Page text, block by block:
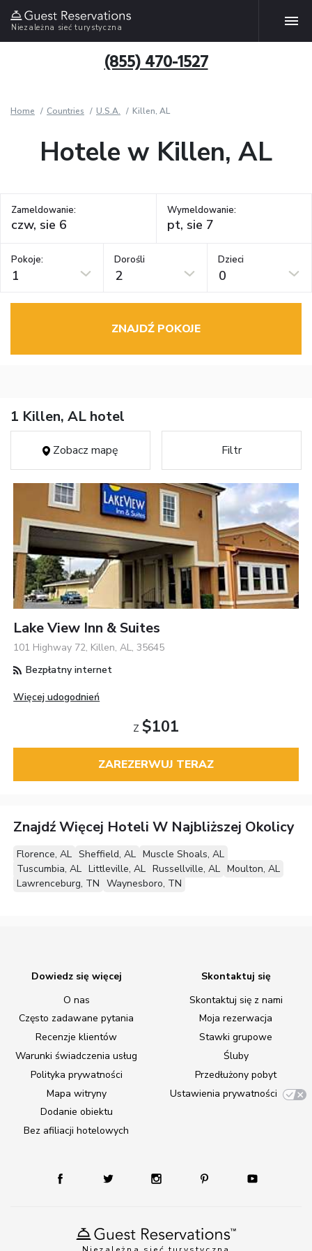
Niezależna sieć turystyczna
(855) 470-1527
Home Countries U.S.A. Killen, AL
Hotele w Killen, AL
Zameldowanie: Wymeldowanie:
Pokoje:
1
Dorośli
2
Dzieci
0
ZNAJDŹ POKOJE
1 Killen, AL hotel
Zobacz mapę Filtr
Lake View Inn & Suites
101 Highway 72, Killen, AL, 35645
Bezpłatny internet
Więcej udogodnień
Z $101
ZAREZERWUJ TERAZ
Znajdź Więcej Hoteli W Najbliższej Okolicy
Florence, AL Sheffield, AL Muscle Shoals, AL
Tuscumbia, AL Littleville, AL Russellville, AL Moulton, AL
Lawrenceburg, TN Waynesboro, TN
Dowiedz się więcej
O nas
Często zadawane pytania
Recenzje klientów
Warunki świadczenia usług
Polityka prywatności
Mapa witryny
Dodanie obiektu
Bez afiliacji hotelowych
Skontaktuj się
Skontaktuj się z nami
Moja rezerwacja
Stawki grupowe
Śluby
Przedłużony pobyt
Ustawienia prywatności